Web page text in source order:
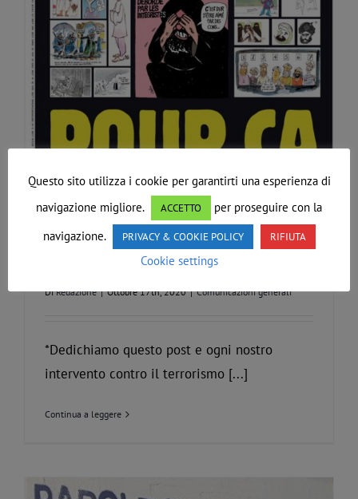
Attentato alla libertà di
espressione
DiRedazione | Ottobre 17th, 2020 | Comunicazioni generali
*Dedichiamo questo post e ogni nostro
intervento contro il terrorismo [...]
Continua a leggere
Questo sito utilizza i cookie per garantirti una esperienza di
navigazione migliore.
ACCETTO
per proseguire con la
navigazione.
PRIVACY & COOKIE POLICY RIFIUTA
Cookie settings